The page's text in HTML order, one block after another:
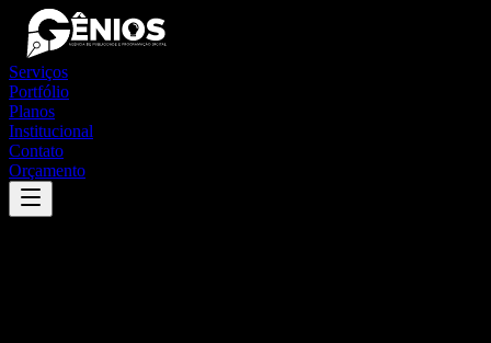
Serviços
Portfólio
Planos
Institucional
Contato
Orçamento